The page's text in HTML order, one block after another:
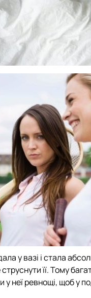
у вазі і стала
її. Тому
у неї ревнощі, щоб у